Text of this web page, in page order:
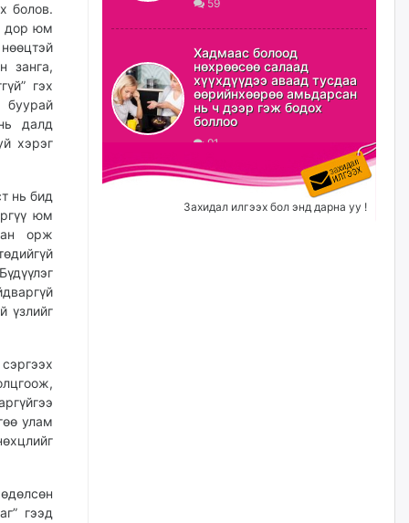
болов.
дор юм
занга,
гэх
далд
хэрэг
нь бид
юм
орж
үзлийг
улам
гээд
уржигдар
Б.Сэмжидмаа: Зөвшөөрлийн
шинжтэй 103 бүртгэлээс
нийслэлийн бизнес
эрхлэгчдийг чөлөөллөө
уржигдар
Эрэн хайж байна
59
Хадмаас болоод
нөхрөөсөө салаад
хүүхдүүдээ аваад тусдаа
өөрийнхөөрөө амьдарсан
нь ч дээр гэж бодох
боллоо
91
Захидал илгээх бол энд дарна уу !